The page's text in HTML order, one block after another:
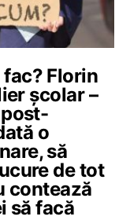
fac? Florin
școlar –
o
să
de tot
contează
să facă